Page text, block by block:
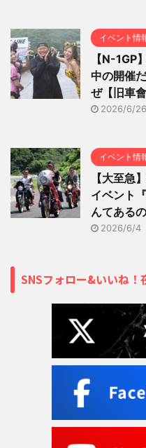
イベント情
【N-1GP
中の開催
ぜ【旧車
2026/6/26
イベント情
【大至急
イベント
んてある
2026/6/4
SNSフォロー&いいね！